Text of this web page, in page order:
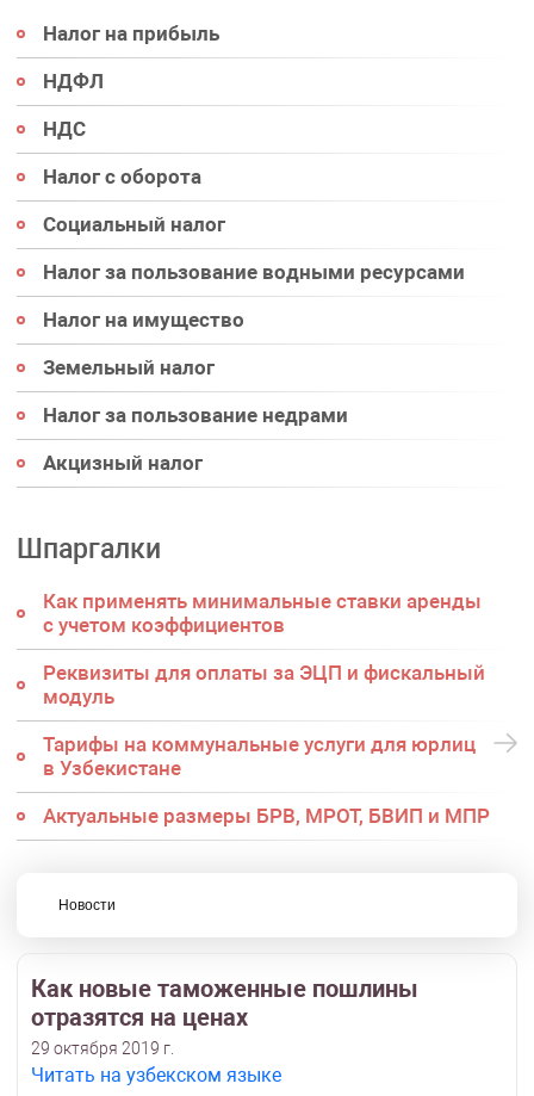
Налог на прибыль
НДФЛ
НДС
Налог с оборота
Социальный налог
Налог за пользование водными ресурсами
Налог на имущество
Земельный налог
Налог за пользование недрами
Акцизный налог
Шпаргалки
Как применять минимальные ставки аренды
с учетом коэффициентов
Реквизиты для оплаты за ЭЦП и фискальный
модуль
Тарифы на коммунальные услуги для юрлиц
в Узбекистане
Актуальные размеры БРВ, МРОТ, БВИП и МПР
Новости
Как новые таможенные пошлины
отразятся на ценах
29 октября 2019 г.
Читать на узбекском языке